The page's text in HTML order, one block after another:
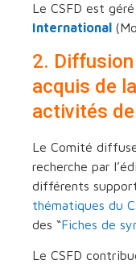
Le CSFD est
International
2.
acquis de
activités
Le Comité
recherche par
différents
thématiques du
des “Fiches de
Le CSFD